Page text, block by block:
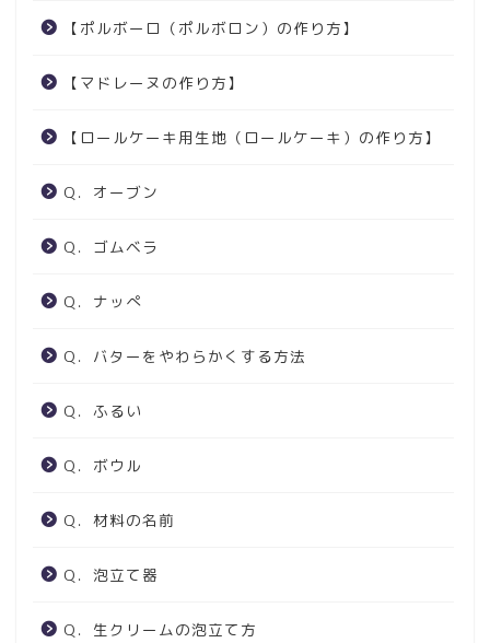
【ポルボーロ（ポルボロン）の作り方】
【マドレーヌの作り方】
【ロールケーキ用生地（ロールケーキ）の作り方】
Q．オーブン
Q．ゴムベラ
Q．ナッぺ
Q．バターをやわらかくする方法
Q．ふるい
Q．ボウル
Q．材料の名前
Q．泡立て器
Q．生クリームの泡立て方